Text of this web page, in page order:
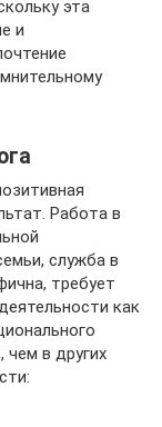
эта
и
Работа в
служба в
требует
как
чем в других